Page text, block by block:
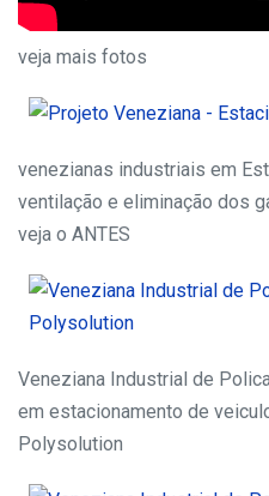
veja mais fotos
venezianas industriais em
ventilação e eliminação dos
veja o ANTES
Veneziana Industrial de
em estacionamento de
Polysolution